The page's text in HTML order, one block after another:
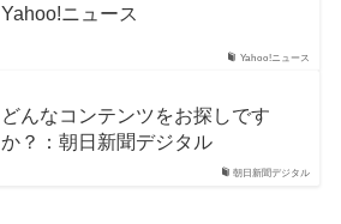
Yahoo!ニュース
Yahoo!ニュース
朝日新聞デジタル
どんなコンテンツをお探しです
か？：朝日新聞デジタル